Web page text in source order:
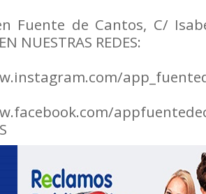
Fuente de Cantos, C/
NUESTRAS REDES: